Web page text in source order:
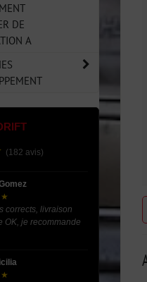
DE
A
(182 avis)
corrects, livraison
OK, je recommande